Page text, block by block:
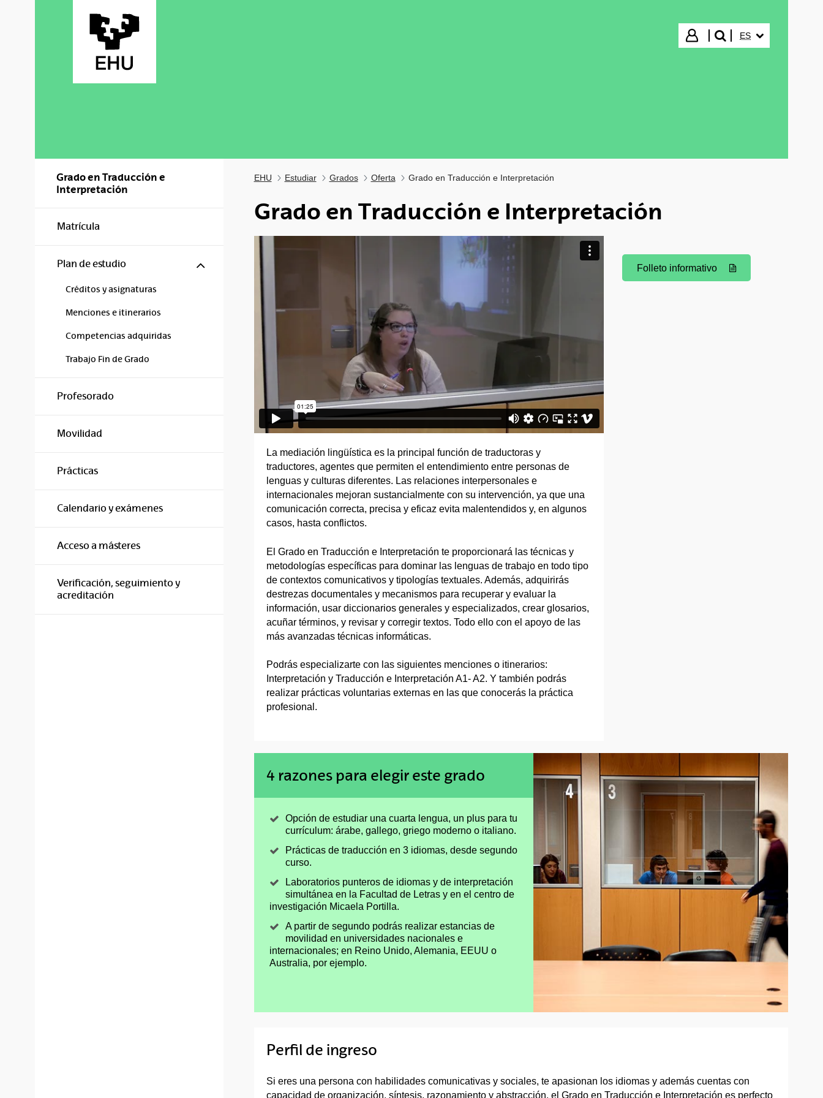
Iniciar sesión
buscar"
ES
Grado en Traducción e
Interpretación
Matrícula
Plan de estudio Mostrar/ocultar subpáginas
Créditos y asignaturas
Menciones e itinerarios
Competencias adquiridas
Trabajo Fin de Grado
Profesorado
Movilidad
Prácticas
Calendario y exámenes
Acceso a másteres
Verificación, seguimiento y
acreditación
EHU Estudiar Grados Oferta Grado en Traducción e Interpretación
Grado en Traducción e Interpretación
La mediación lingüística es la principal función de traductoras y
traductores, agentes que permiten el entendimiento entre personas de
lenguas y culturas diferentes. Las relaciones interpersonales e
internacionales mejoran sustancialmente con su intervención, ya que una
comunicación correcta, precisa y eficaz evita malentendidos y, en algunos
casos, hasta conflictos.
El Grado en Traducción e Interpretación te proporcionará las técnicas y
metodologías específicas para dominar las lenguas de trabajo en todo tipo
de contextos comunicativos y tipologías textuales. Además, adquirirás
destrezas documentales y mecanismos para recuperar y evaluar la
información, usar diccionarios generales y especializados, crear glosarios,
acuñar términos, y revisar y corregir textos. Todo ello con el apoyo de las
más avanzadas técnicas informáticas.
Podrás especializarte con las siguientes menciones o itinerarios:
Interpretación y Traducción e Interpretación A1- A2. Y también podrás
realizar prácticas voluntarias externas en las que conocerás la práctica
profesional.
(Abre una nueva ventana)
Folleto informativo
4 razones para elegir este grado
Opción de estudiar una cuarta lengua, un plus para tu
currículum: árabe, gallego, griego moderno o italiano.
Prácticas de traducción en 3 idiomas, desde segundo
curso.
Laboratorios punteros de idiomas y de interpretación
simultánea en la Facultad de Letras y en el centro de
investigación Micaela Portilla.
A partir de segundo podrás realizar estancias de
movilidad en universidades nacionales e
internacionales; en Reino Unido, Alemania, EEUU o
Australia, por ejemplo.
Perfil de ingreso
Si eres una persona con habilidades comunicativas y sociales, te apasionan los idiomas y además cuentas con
capacidad de organización, síntesis, razonamiento y abstracción, el Grado en Traducción e Interpretación es perfecto